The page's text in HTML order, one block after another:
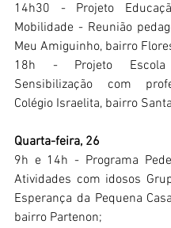
14h30 - Projeto
Mobilidade - Reunião
Meu Amiguinho, bairro
18h - Projeto
Sensibilização com
Colégio Israelita, bairro
Quarta-feira, 26
9h e 14h - Programa
Atividades com idosos
Esperança da Pequena
bairro Partenon;